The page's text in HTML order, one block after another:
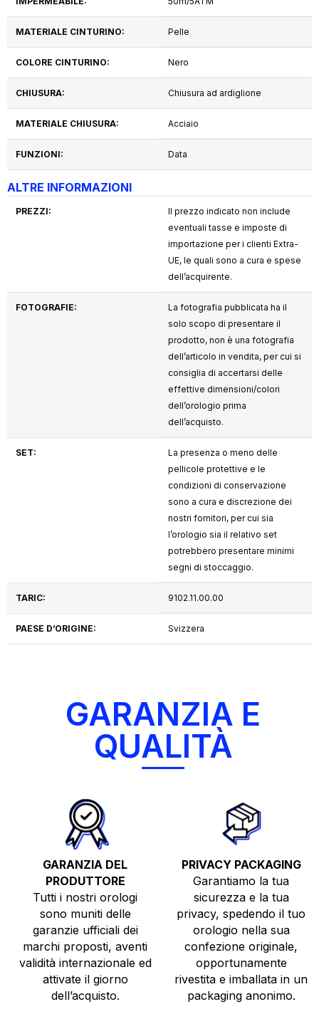
NUOVI
USATI
TOP BRANDS
VENDI O PERMUTA
MATERIALE CINTURINO: Pelle
COLORE CINTURINO: Nero
CHIUSURA: Chiusura ad ardiglione
MATERIALE CHIUSURA: Acciaio
FUNZIONI: Data
ALTRE INFORMAZIONI
PREZZI:
Il prezzo indicato non include
eventuali tasse e imposte di
importazione per i clienti Extra-
UE, le quali sono a cura e spese
dell’acquirente.
FOTOGRAFIE:
La fotografia pubblicata ha il
solo scopo di presentare il
prodotto, non è una fotografia
dell’articolo in vendita, per cui si
consiglia di accertarsi delle
effettive dimensioni/colori
dell’orologio prima
dell’acquisto.
SET:
La presenza o meno delle
pellicole protettive e le
condizioni di conservazione
sono a cura e discrezione dei
nostri fornitori, per cui sia
l’orologio sia il relativo set
potrebbero presentare minimi
segni di stoccaggio.
TARIC: 9102.11.00.00
PAESE D’ORIGINE: Svizzera
GARANZIA E
QUALITÀ
GARANZIA DEL
PRODUTTORE
Tutti i nostri orologi
sono muniti delle
garanzie ufficiali dei
marchi proposti, aventi
validità internazionale ed
attivate il giorno
dell’acquisto.
PRIVACY PACKAGING
Garantiamo la tua
sicurezza e la tua
privacy, spedendo il tuo
orologio nella sua
confezione originale,
opportunamente
rivestita e imballata in un
packaging anonimo.